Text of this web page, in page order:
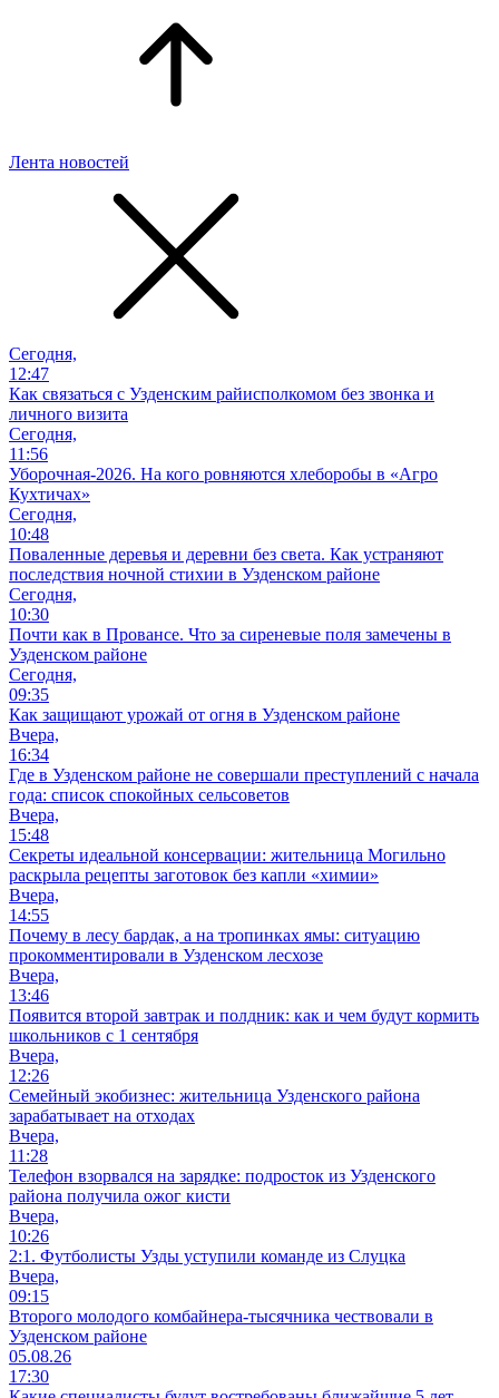
Лента новостей
Сегодня,
12:47
Как связаться с Узденским райисполкомом без звонка и
личного визита
Сегодня,
11:56
Уборочная-2026. На кого ровняются хлеборобы в «Агро
Кухтичах»
Сегодня,
10:48
Поваленные деревья и деревни без света. Как устраняют
последствия ночной стихии в Узденском районе
Сегодня,
10:30
Почти как в Провансе. Что за сиреневые поля замечены в
Узденском районе
Сегодня,
09:35
Как защищают урожай от огня в Узденском районе
Вчера,
16:34
Где в Узденском районе не совершали преступлений с начала
года: список спокойных сельсоветов
Вчера,
15:48
Секреты идеальной консервации: жительница Могильно
раскрыла рецепты заготовок без капли «химии»
Вчера,
14:55
Почему в лесу бардак, а на тропинках ямы: ситуацию
прокомментировали в Узденском лесхозе
Вчера,
13:46
Появится второй завтрак и полдник: как и чем будут кормить
школьников с 1 сентября
Вчера,
12:26
Семейный экобизнес: жительница Узденского района
зарабатывает на отходах
Вчера,
11:28
Телефон взорвался на зарядке: подросток из Узденского
района получила ожог кисти
Вчера,
10:26
2:1. Футболисты Узды уступили команде из Слуцка
Вчера,
09:15
Второго молодого комбайнера-тысячника чествовали в
Узденском районе
05.08.26
17:30